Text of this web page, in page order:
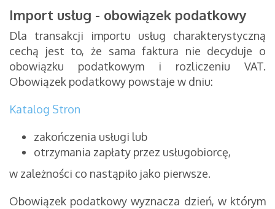
Import usług - obowiązek podatkowy
Dla transakcji importu usług charakterystyczną
cechą jest to, że sama faktura nie decyduje o
obowiązku podatkowym i rozliczeniu VAT.
Obowiązek podatkowy powstaje w dniu:
Katalog Stron
zakończenia usługi lub
otrzymania zapłaty przez usługobiorcę,
w zależności co nastąpiło jako pierwsze.
Obowiązek podatkowy wyznacza dzień, w którym